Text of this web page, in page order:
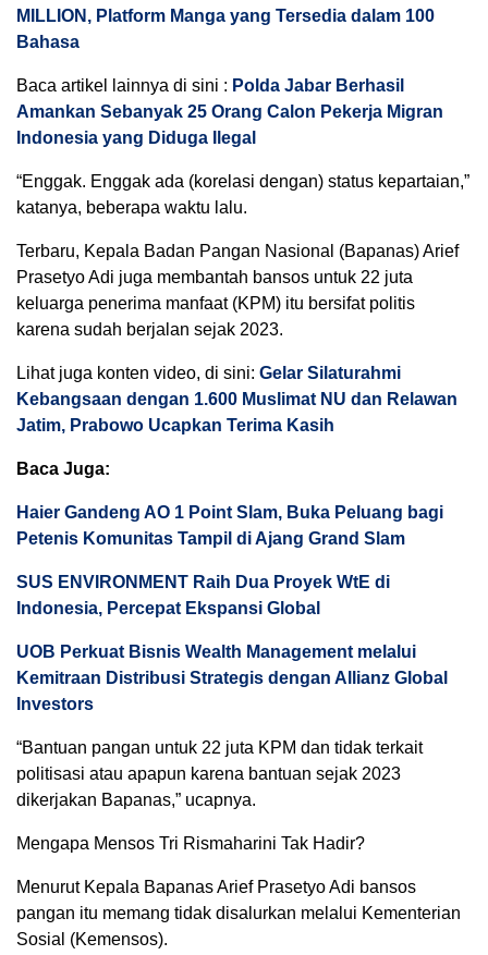
MILLION, Platform Manga yang Tersedia dalam 100
Bahasa
Baca artikel lainnya di sini : Polda Jabar Berhasil
Amankan Sebanyak 25 Orang Calon Pekerja Migran
Indonesia yang Diduga Ilegal
“Enggak. Enggak ada (korelasi dengan) status kepartaian,”
katanya, beberapa waktu lalu.
Terbaru, Kepala Badan Pangan Nasional (Bapanas) Arief
Prasetyo Adi juga membantah bansos untuk 22 juta
keluarga penerima manfaat (KPM) itu bersifat politis
karena sudah berjalan sejak 2023.
Lihat juga konten video, di sini: Gelar Silaturahmi
Kebangsaan dengan 1.600 Muslimat NU dan Relawan
Jatim, Prabowo Ucapkan Terima Kasih
Baca Juga:
Haier Gandeng AO 1 Point Slam, Buka Peluang bagi
Petenis Komunitas Tampil di Ajang Grand Slam
SUS ENVIRONMENT Raih Dua Proyek WtE di
Indonesia, Percepat Ekspansi Global
UOB Perkuat Bisnis Wealth Management melalui
Kemitraan Distribusi Strategis dengan Allianz Global
Investors
“Bantuan pangan untuk 22 juta KPM dan tidak terkait
politisasi atau apapun karena bantuan sejak 2023
dikerjakan Bapanas,” ucapnya.
Mengapa Mensos Tri Rismaharini Tak Hadir?
Menurut Kepala Bapanas Arief Prasetyo Adi bansos
pangan itu memang tidak disalurkan melalui Kementerian
Sosial (Kemensos).